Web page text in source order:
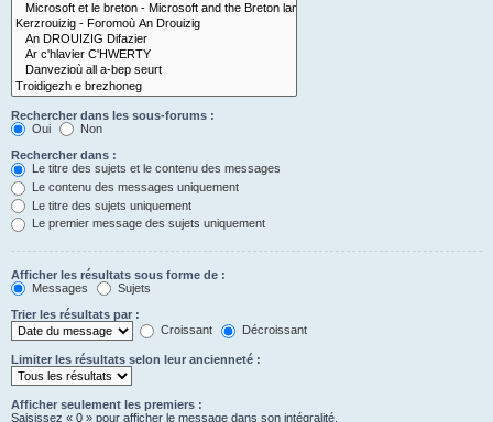
Rechercher dans les sous-forums :
Oui
Non
Rechercher dans :
Le titre des sujets et le contenu des messages
Le contenu des messages uniquement
Le titre des sujets uniquement
Le premier message des sujets uniquement
Afficher les résultats sous forme de :
Messages
Sujets
Trier les résultats par :
Croissant
Décroissant
Limiter les résultats selon leur ancienneté :
Afficher seulement les premiers :
Saisissez « 0 » pour afficher le message dans son intégralité.